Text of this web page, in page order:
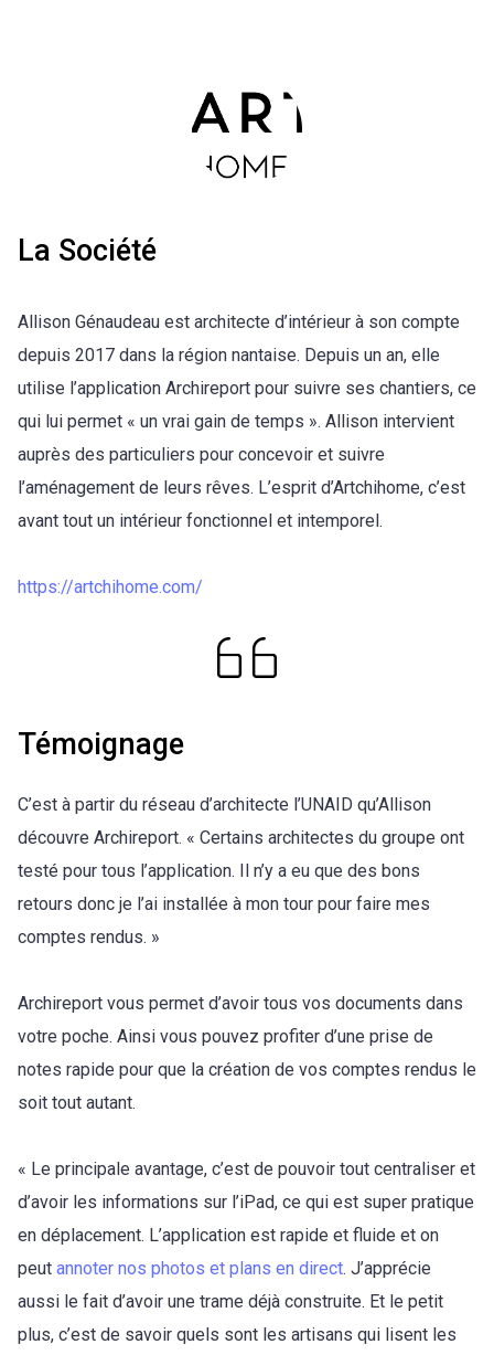
La Société
Allison Génaudeau est architecte d’intérieur à son compte
depuis 2017 dans la région nantaise. Depuis un an, elle
utilise l’application Archireport pour suivre ses chantiers, ce
qui lui permet « un vrai gain de temps ». Allison intervient
auprès des particuliers pour concevoir et suivre
l’aménagement de leurs rêves. L’esprit d’Artchihome, c’est
avant tout un intérieur fonctionnel et intemporel.
https://artchihome.com/
Témoignage
C’est à partir du réseau d’architecte l’UNAID qu’Allison
découvre Archireport. « Certains architectes du groupe ont
testé pour tous l’application. Il n’y a eu que des bons
retours donc je l’ai installée à mon tour pour faire mes
comptes rendus. »
Archireport vous permet d’avoir tous vos documents dans
votre poche. Ainsi vous pouvez profiter d’une prise de
notes rapide pour que la création de vos comptes rendus le
soit tout autant.
« Le principale avantage, c’est de pouvoir tout centraliser et
d’avoir les informations sur l’iPad, ce qui est super pratique
en déplacement. L’application est rapide et fluide et on
peut annoter nos photos et plans en direct. J’apprécie
aussi le fait d’avoir une trame déjà construite. Et le petit
plus, c’est de savoir quels sont les artisans qui lisent les